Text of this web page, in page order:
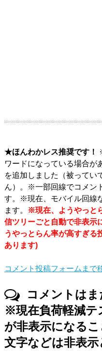
★ほんわかレス推奨です！
ワードになっている場合
を追加しました（被ってい
ん）。※一部回線でコメン
す。※現在、モバイル回線
ます。
※現在、ようやっと
信ツリーごと自動で非表示
うやっとらん率が高すぎる
あります)
コメント投稿フォームまで
コメントはま
※現在負荷軽減テ
が非表示になる
文字などは非表示